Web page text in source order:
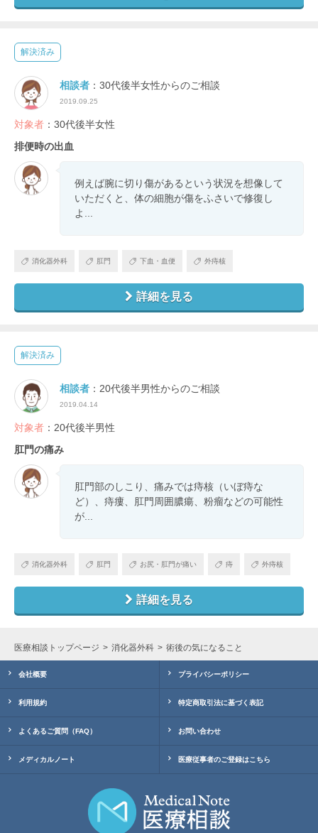
解決済み
相談者 ：30代後半女性からのご相談
2019.09.25
対象者 ：30代後半女性
排便時の出血
例えば腕に切り傷があるという状況を想像して
いただくと、体の細胞が傷をふさいで修復し
よ...
消化器外科 肛門 下血・血便 外痔核
詳細を見る
解決済み
相談者 ：20代後半男性からのご相談
2019.04.14
対象者 ：20代後半男性
肛門の痛み
肛門部のしこり、痛みでは痔核（いぼ痔な
ど）、痔瘻、肛門周囲膿瘍、粉瘤などの可能性
が...
消化器外科 肛門 お尻・肛門が痛い 痔 外痔核
詳細を見る
医療相談トップページ 消化器外科 術後の気になること
会社概要 プライバシーポリシー
利用規約 特定商取引法に基づく表記
よくあるご質問（FAQ） お問い合わせ
メディカルノート 医療従事者のご登録はこちら